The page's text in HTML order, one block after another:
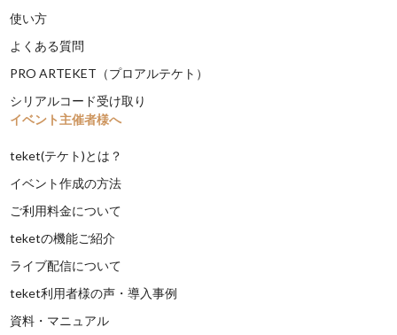
使い方
よくある質問
PRO ARTEKET（プロアルテケト）
シリアルコード受け取り
イベント主催者様へ
teket(テケト)とは？
イベント作成の方法
ご利用料金について
teketの機能ご紹介
ライブ配信について
teket利用者様の声・導入事例
資料・マニュアル